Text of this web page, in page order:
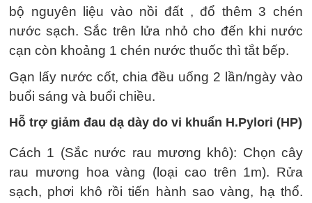
bộ nguyên liệu vào nồi đất , đổ thêm 3 chén
nước sạch. Sắc trên lửa nhỏ cho đến khi nước
cạn còn khoảng 1 chén nước thuốc thì tắt bếp.
Gạn lấy nước cốt, chia đều uống 2 lần/ngày vào
buổi sáng và buổi chiều.
Hỗ trợ giảm đau dạ dày do vi khuẩn H.Pylori (HP)
Cách 1 (Sắc nước rau mương khô): Chọn cây
rau mương hoa vàng (loại cao trên 1m). Rửa
sạch, phơi khô rồi tiến hành sao vàng, hạ thổ.